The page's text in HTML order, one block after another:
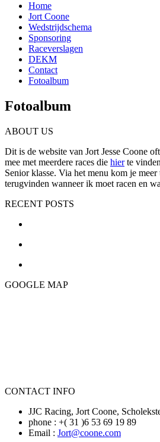
Home
Jort Coone
Wedstrijdschema
Sponsoring
Raceverslagen
DEKM
Contact
Fotoalbum
Fotoalbum
ABOUT US
Dit is de website van Jort Jesse Coone
mee met meerdere races die hierte
Senior klasse. Via het menu kom je
terugvinden wanneer ik moet racen en
RECENT POSTS
GOOGLE MAP
CONTACT INFO
JJC Racing, Jort Coone,
phone : +( 31 )6 53 69 19 89
Email : Jort@coone.com